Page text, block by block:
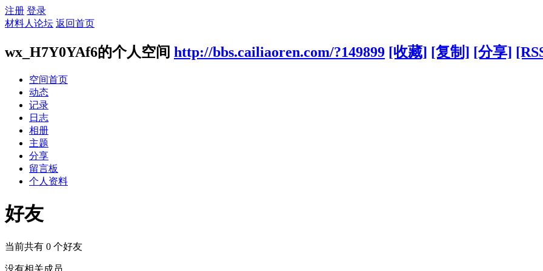
注册 登录
材料人论坛 返回首页
wx_H7Y0YAf6的个人空间 http://bbs.cailiaoren.com/?149899 [收藏] [复制] [分享]
空间首页
动态
记录
日志
相册
主题
分享
留言板
个人资料
好友
当前共有 0 个好友
没有相关成员